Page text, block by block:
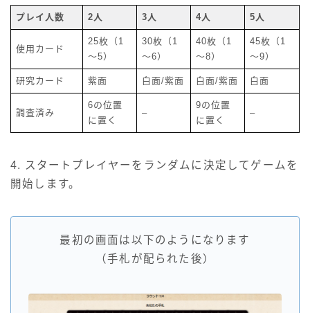
プレイ人数 2人 3人 4人 5人
使用カード
25枚（1
～5）
30枚（1
～6）
40枚（1
～8）
45枚（1
～9）
研究カード 紫面 白面/紫面 白面/紫面 白面
調査済み
6の位置
に置く
–
9の位置
に置く
–
4. スタートプレイヤーをランダムに決定してゲームを
開始します。
最初の画面は以下のようになります
（手札が配られた後）